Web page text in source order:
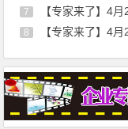
7 【专家来了】4月29日
8 【专家来了】4月27日，